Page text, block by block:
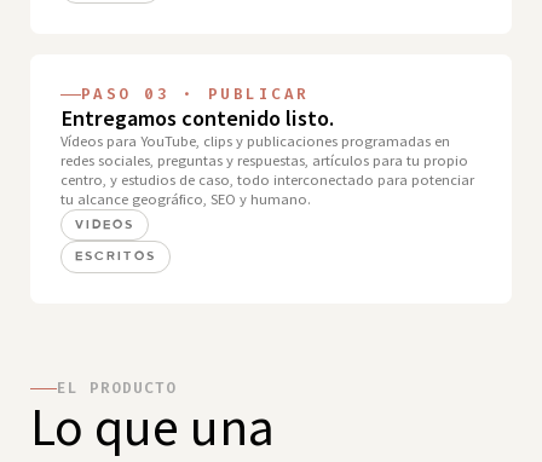
PASO 03 · PUBLICAR
Entregamos contenido listo.
Vídeos para YouTube, clips y publicaciones programadas en
redes sociales, preguntas y respuestas, artículos para tu propio
centro, y estudios de caso, todo interconectado para potenciar
tu alcance geográfico, SEO y humano.
VIDEOS
ESCRITOS
EL PRODUCTO
Lo que una